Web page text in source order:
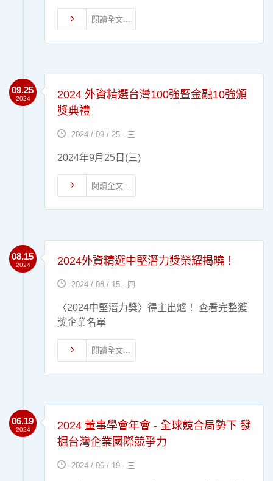
閱讀全文...
09.25
2024
2024 外資精選台灣100強暨金融10強頒
獎典禮
2024 / 09 / 25 - 三
2024年9月25日(三)
閱讀全文...
08.15
2024 2024外資精選中堅潛力獎榮耀揭曉！
2024 / 08 / 15 - 四
〈2024中堅潛力獎〉得主出爐！ 查看完整獲
獎企業名單
閱讀全文...
06.19
2024
2024 董事學會年會 - 全球競合局勢下 發
掘台灣企業國際競爭力
2024 / 06 / 19 - 三